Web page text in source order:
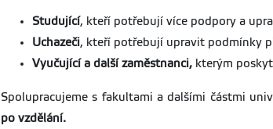
Studující, kteří potřebují více podpory a
Uchazeči, kteří potřebují upravit podmínky
Vyučující a další zaměstnanci, kterým
Spolupracujeme s fakultami a dalšími částmi
po vzdělání.